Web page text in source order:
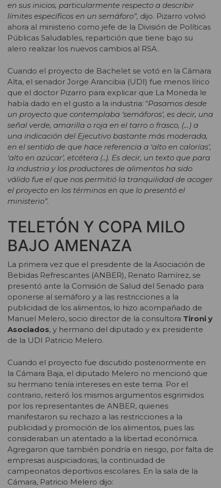
en sus inicios, particularmente respecto a describir
límites específicos en un semáforo”, dijo. Pizarro volvió
ahora al ministerio como jefe de la División de Políticas
Públicas Saludables, repartición que tiene bajo su
alero realizar los nuevos cambios al RSA.
Cuando el proyecto de Bachelet se votó en la Cámara
Alta, el senador Jorge Arancibia (UDI) fue menos lírico
que el doctor Pizarro para explicar que La Moneda le
había dado en el gusto a la industria: “Pasamos desde
un proyecto que contemplaba ‘semáforos’, es decir, una
señal verde, amarilla o roja en el tarro o frasco, (…) a
una indicación del Ejecutivo bastante más moderada,
en el sentido de que hace referencia a ‘alto en calorías’,
‘alto en azúcar’, etcétera (..). Es decir, un texto que para
la industria y los productores de alimentos ha sido
válido fue el que nos permitió la tranquilidad de acoger
el proyecto en los términos en que lo presentó el
ministerio”.
TELETÓN Y COPA MILO
BAJO AMENAZA
La primera vez que el presidente de la Asociación de
Bebidas Refrescantes (ANBER), Renato Ramírez, se
presentó ante la Comisión de Salud del Senado para
oponerse al semáforo y a las restricciones a la
publicidad de los alimentos, lo hizo acompañado de
Manuel Melero, socio director de la consultora Tironi y
Asociados, y hermano del diputado y ex presidente
de la UDI Patricio Melero.
Cuando el proyecto fue discutido posteriormente en
la Cámara Baja, el diputado Melero no mencionó que
su hermano tenía intereses en este tema. Por el
contrario, reiteró los mismos argumentos esgrimidos
por los representantes de ANBER, quienes
manifestaron su rechazo a las restricciones a la
publicidad y promoción de los alimentos, pues las
consideraban un atentado a la libertad económica.
Agregaron que también pondría en riesgo, por falta de
empresas auspiciadoras, la continuidad de
campeonatos deportivos escolares. En la sala de la
Cámara, Patricio Melero dijo: